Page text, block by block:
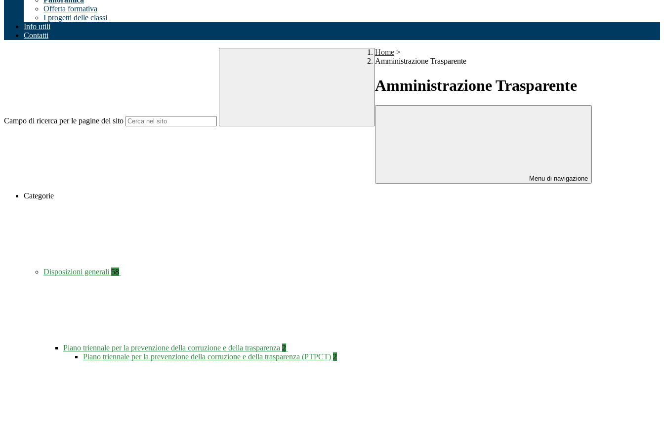
Offerta formativa
I progetti delle classi
Info utili
Contatti
Campo di ricerca per le pagine del sito
Home >
Amministrazione Trasparente
Amministrazione Trasparente
Menu di navigazione
Categorie
Disposizioni generali 58
Piano triennale per la prevenzione della corruzione e della trasparenza 2
Piano triennale per la prevenzione della corruzione e della trasparenza (PTPCT) 2